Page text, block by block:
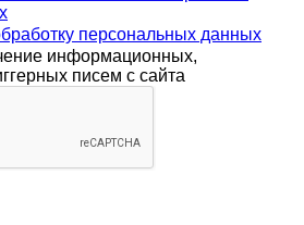
персональных данных
информационных,
писем с сайта